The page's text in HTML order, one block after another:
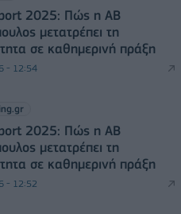
2025: Πώς η ΑΒ
μετατρέπει τη
σε καθημερινή πράξη
- 12:54
2025: Πώς η ΑΒ
μετατρέπει τη
σε καθημερινή πράξη
- 12:52